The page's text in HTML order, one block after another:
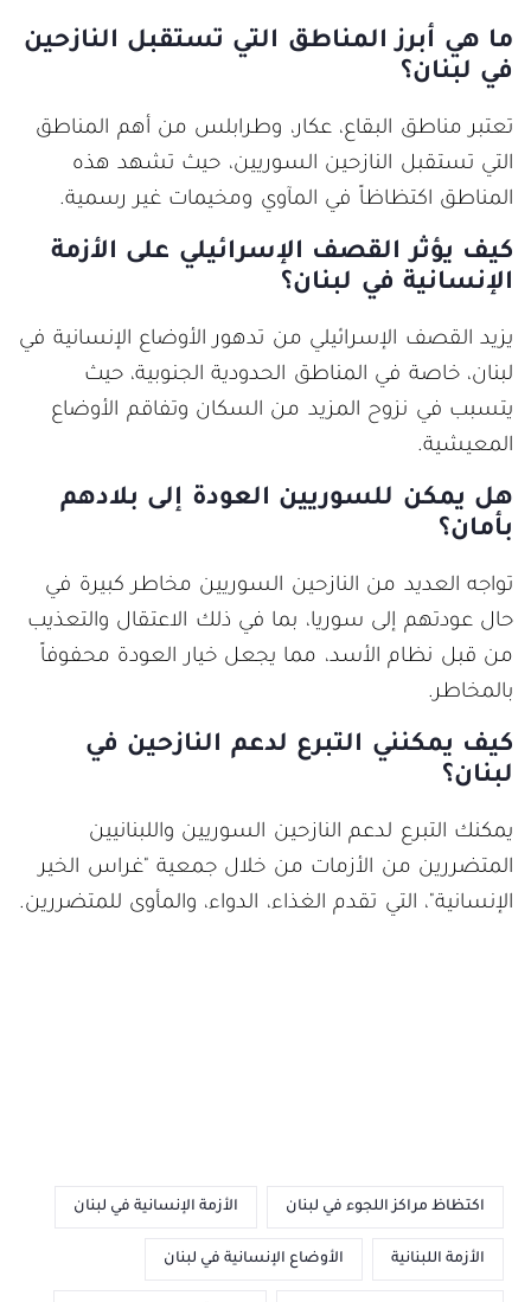
ما هي أبرز المناطق التي تستقبل النازحين
في لبنان؟
تعتبر مناطق البقاع، عكار، وطرابلس من أهم المناطق
التي تستقبل النازحين السوريين، حيث تشهد هذه
المناطق اكتظاظاً في المآوي ومخيمات غير رسمية.
كيف يؤثر القصف الإسرائيلي على الأزمة
الإنسانية في لبنان؟
يزيد القصف الإسرائيلي من تدهور الأوضاع الإنسانية في
لبنان، خاصة في المناطق الحدودية الجنوبية، حيث
يتسبب في نزوح المزيد من السكان وتفاقم الأوضاع
المعيشية.
هل يمكن للسوريين العودة إلى بلادهم
بأمان؟
تواجه العديد من النازحين السوريين مخاطر كبيرة في
حال عودتهم إلى سوريا، بما في ذلك الاعتقال والتعذيب
من قبل نظام الأسد، مما يجعل خيار العودة محفوفاً
بالمخاطر.
كيف يمكنني التبرع لدعم النازحين في
لبنان؟
يمكنك التبرع لدعم النازحين السوريين واللبنانيين
المتضررين من الأزمات من خلال جمعية "غراس الخير
الإنسانية"، التي تقدم الغذاء، الدواء، والمأوى للمتضررين.
اكتظاظ مراكز اللجوء في لبنان الأزمة الإنسانية في لبنان
الأزمة اللبنانية الأوضاع الإنسانية في لبنان